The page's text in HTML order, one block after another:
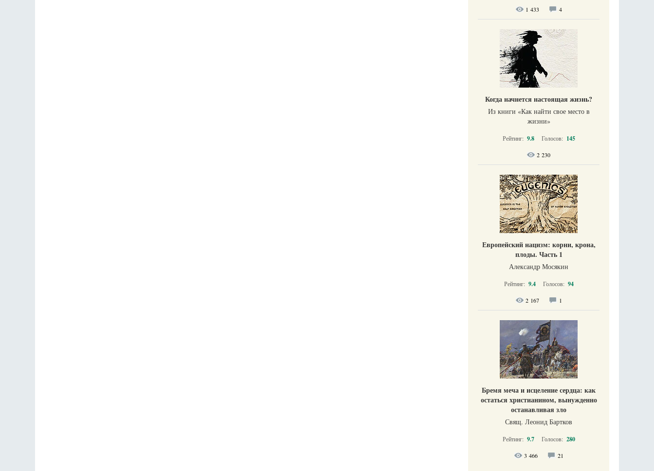
1 433 4
Когда начнется настоящая жизнь?
Из книги «Как найти свое место в
жизни​»
Рейтинг: 9.8 Голосов: 145
2 230
Европейский нацизм: корни, крона,
плоды. Часть 1
Александр Мосякин
Рейтинг: 9.4 Голосов: 94
2 167 1
Бремя меча и исцеление сердца: как
остаться христианином, вынужденно
останавливая зло
Свящ. Леонид Бартков
Рейтинг: 9.7 Голосов: 280
3 466 21